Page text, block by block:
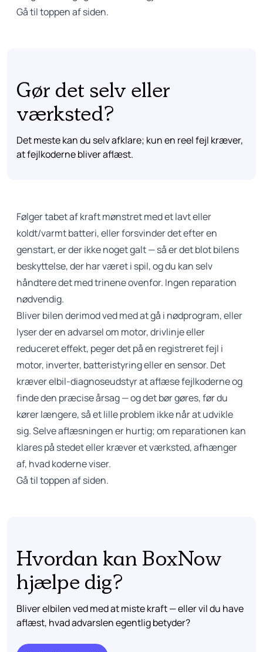
Gå til toppen af siden.
Gør det selv eller
værksted?
Det meste kan du selv afklare; kun en reel fejl kræver,
at fejlkoderne bliver aflæst.
Følger tabet af kraft mønstret med et lavt eller
koldt/varmt batteri, eller forsvinder det efter en
genstart, er der ikke noget galt — så er det blot bilens
beskyttelse, der har været i spil, og du kan selv
håndtere det med trinene ovenfor. Ingen reparation
nødvendig.
Bliver bilen derimod ved med at gå i nødprogram, eller
lyser der en advarsel om motor, drivlinje eller
reduceret effekt, peger det på en registreret fejl i
motor, inverter, batteristyring eller en sensor. Det
kræver elbil-diagnoseudstyr at aflæse fejlkoderne og
finde den præcise årsag — og det bør gøres, før du
kører længere, så et lille problem ikke når at udvikle
sig. Selve aflæsningen er hurtig; om reparationen kan
klares på stedet eller kræver et værksted, afhænger
af, hvad koderne viser.
Gå til toppen af siden.
Hvordan kan BoxNow
hjælpe dig?
Bliver elbilen ved med at miste kraft — eller vil du have
aflæst, hvad advarslen egentlig betyder?